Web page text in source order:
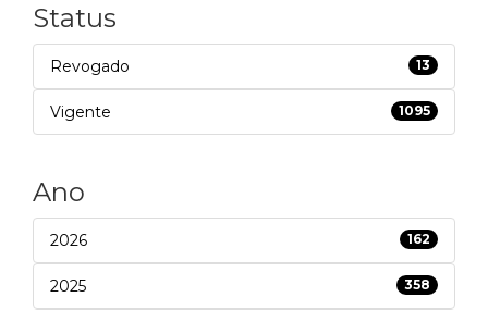
Status
Revogado 13
Vigente 1095
Ano
2026 162
2025 358